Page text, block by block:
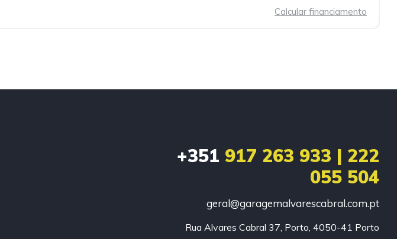
Calcular financiamento
+351 917 263 933 | 222
055 504
geral@garagemalvarescabral.com.pt
Rua Alvares Cabral 37, Porto, 4050-41 Porto